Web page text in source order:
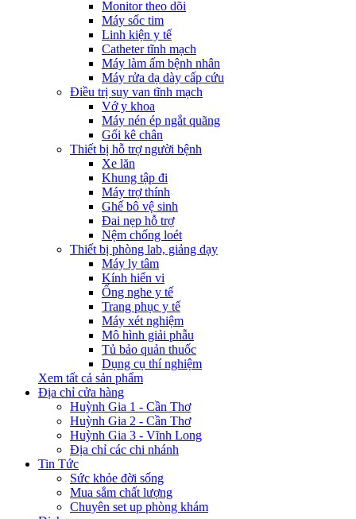
Monitor theo dõi
Máy sốc tim
Linh kiện y tế
Catheter tĩnh mạch
Máy làm ấm bệnh nhân
Máy rửa dạ dày cấp cứu
Điều trị suy van tĩnh mạch
Vớ y khoa
Máy nén ép ngắt quãng
Gối kê chân
Thiết bị hỗ trợ người bệnh
Xe lăn
Khung tập đi
Máy trợ thính
Ghế bô vệ sinh
Đai nẹp hỗ trợ
Nệm chống loét
Thiết bị phòng lab, giảng dạy
Máy ly tâm
Kính hiển vi
Ống nghe y tế
Trang phục y tế
Máy xét nghiệm
Mô hình giải phẫu
Tủ bảo quản thuốc
Dụng cụ thí nghiệm
Xem tất cả sản phẩm
Địa chỉ cửa hàng
Huỳnh Gia 1 - Cần Thơ
Huỳnh Gia 2 - Cần Thơ
Huỳnh Gia 3 - Vĩnh Long
Địa chỉ các chi nhánh
Tin Tức
Sức khỏe đời sống
Mua sắm chất lượng
Chuyên set up phòng khám